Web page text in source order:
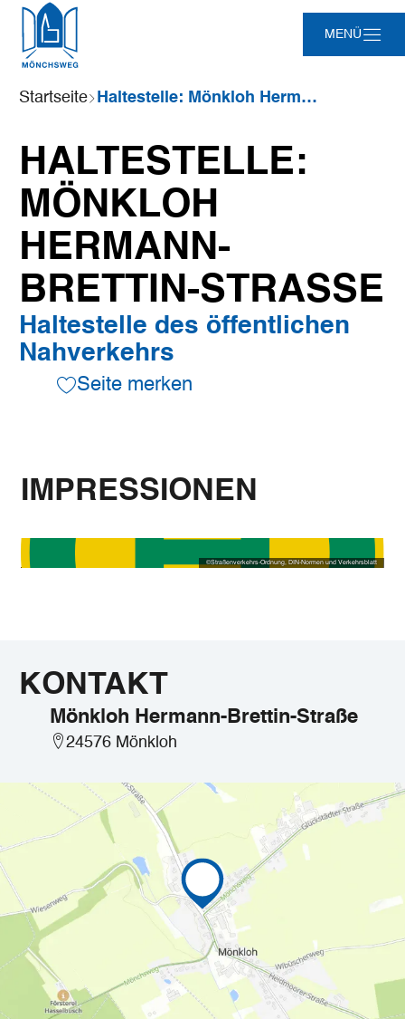
MENÜ
Sie
sind
Startseite Haltestelle: Mönkloh Hermann-Brettin-Straße
HALTESTELLE:
MÖNKLOH
HERMANN-
BRETTIN-STRASSE
Haltestelle des öffentlichen
Nahverkehrs
Seite merken
IMPRESSIONEN
©Straßenverkehrs-Ordnung, DIN-Normen und Verkehrsblatt
KONTAKT
Mönkloh Hermann-Brettin-Straße
24576 Mönkloh